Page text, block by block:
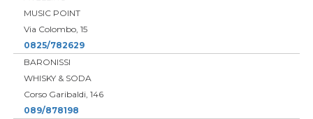
MUSIC POINT
Via Colombo, 15
0825/782629
BARONISSI
WHISKY & SODA
Corso Garibaldi, 146
089/878198